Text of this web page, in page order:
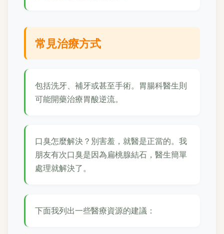
常見治療方式
包括洗牙、補牙或甚至手術。胃腸科醫生則
可能開藥治療胃酸逆流。
口臭怎麼解決？別害羞，就醫是正當的。我
朋友有次口臭是因為扁桃腺結石，醫生簡單
處理就解決了。
下面我列出一些醫療資源的建議：